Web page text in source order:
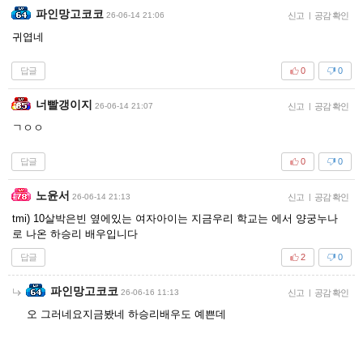
파인망고코코 26-06-14 21:06 신고 | 공감 확인
귀엽네
답글 0
0
너빨갱이지 26-06-14 21:07 신고 | 공감 확인
ㄱㅇㅇ
답글 0
0
노윤서 26-06-14 21:13 신고 | 공감 확인
tmi) 10살박은빈 옆에있는 여자아이는 지금우리 학교는 에서 양궁누나
로 나온 하승리 배우입니다
답글 0
2
파인망고코코 26-06-16 11:13 신고 | 공감 확인
오 그러네요지금봤네 하승리배우도 예쁜데